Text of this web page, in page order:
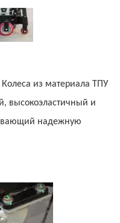
Колеса из материала ТПУ
высокоэластичный и
надежную